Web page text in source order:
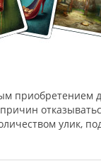
приобретением
улик,